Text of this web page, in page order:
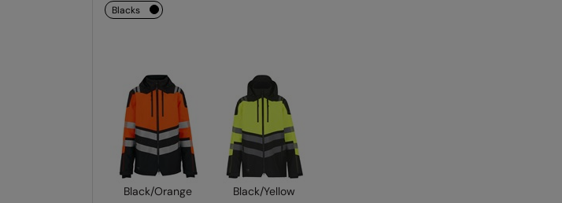
blacks
Black/Orange Black/Yellow